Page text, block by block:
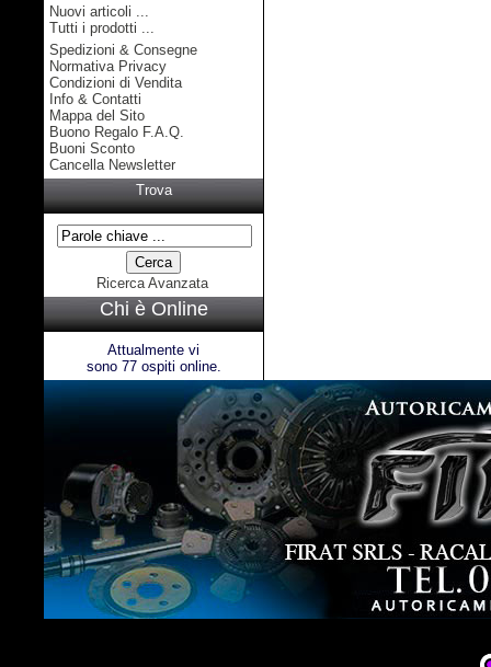
Nuovi articoli ...
Tutti i prodotti ...
Informazioni
Spedizioni & Consegne
Normativa Privacy
Condizioni di Vendita
Info & Contatti
Mappa del Sito
Buono Regalo F.A.Q.
Buoni Sconto
Cancella Newsletter
Trova
Ricerca Avanzata
Chi è Online
Attualmente vi
sono 77 ospiti online.